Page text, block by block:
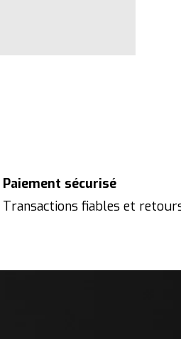
Paiement sécurisé
Transactions fiables et